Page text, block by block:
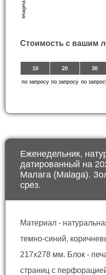
Стоимость с вашим
10 20 30
по запросу по запросу по
Еженедельник,
датированный на
Малага (Malaga).
срез.
Материал -
темно-синий,
217x278 мм. Блок -
страниц с